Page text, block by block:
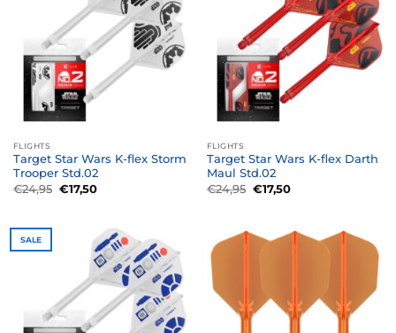
FLIGHTS
Target Star Wars K-flex Storm
Trooper Std.02
€24,95 Oorspronkelijke
prijs
€17,50Huidige
FLIGHTS
Target Star Wars K-flex Darth
Maul Std.02
€24,95 Oorspronkelijke
prijs
€17,50Huidige
SALE